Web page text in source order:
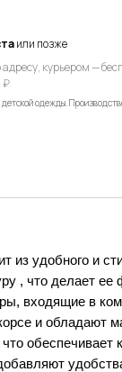
или позже
курьером —
₽
одежды.
из удобного и
, что делает ее
входящие в
и обладают
обеспечивает